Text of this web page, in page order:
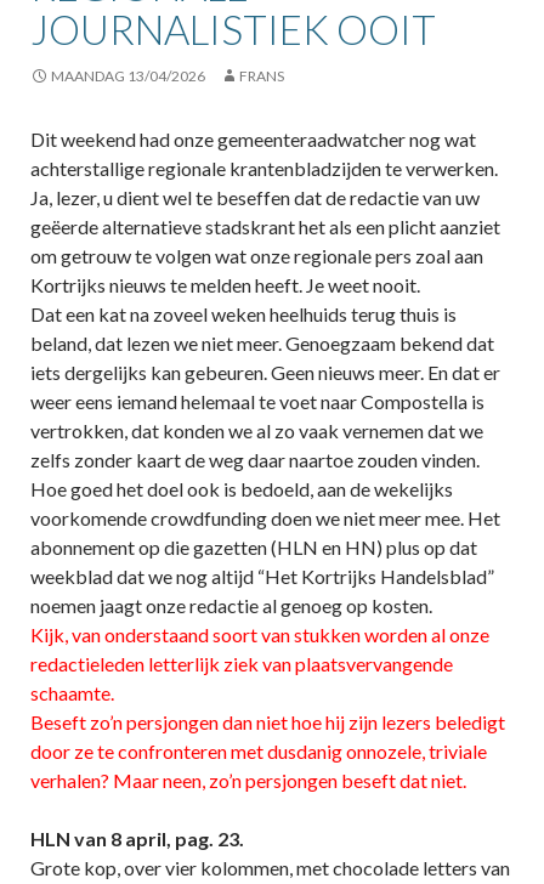
JOURNALISTIEK OOIT
MAANDAG 13/04/2026 FRANS
Dit weekend had onze gemeenteraadwatcher nog wat
achterstallige regionale krantenbladzijden te verwerken.
Ja, lezer, u dient wel te beseffen dat de redactie van uw
geëerde alternatieve stadskrant het als een plicht aanziet
om getrouw te volgen wat onze regionale pers zoal aan
Kortrijks nieuws te melden heeft. Je weet nooit.
Dat een kat na zoveel weken heelhuids terug thuis is
beland, dat lezen we niet meer. Genoegzaam bekend dat
iets dergelijks kan gebeuren. Geen nieuws meer. En dat er
weer eens iemand helemaal te voet naar Compostella is
vertrokken, dat konden we al zo vaak vernemen dat we
zelfs zonder kaart de weg daar naartoe zouden vinden.
Hoe goed het doel ook is bedoeld, aan de wekelijks
voorkomende crowdfunding doen we niet meer mee. Het
abonnement op die gazetten (HLN en HN) plus op dat
weekblad dat we nog altijd “Het Kortrijks Handelsblad”
noemen jaagt onze redactie al genoeg op kosten.
Kijk, van onderstaand soort van stukken worden al onze
redactieleden letterlijk ziek van plaatsvervangende
schaamte.
Beseft zo’n persjongen dan niet hoe hij zijn lezers beledigt
door ze te confronteren met dusdanig onnozele, triviale
verhalen? Maar neen, zo’n persjongen beseft dat niet.
HLN van 8 april, pag. 23.
Grote kop, over vier kolommen, met chocolade letters van